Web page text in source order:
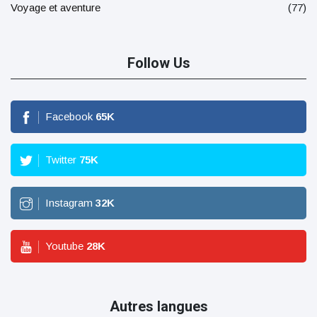
Voyage et aventure
(77)
Follow Us
Facebook 65K
Twitter 75K
Instagram 32K
Youtube 28K
Autres langues